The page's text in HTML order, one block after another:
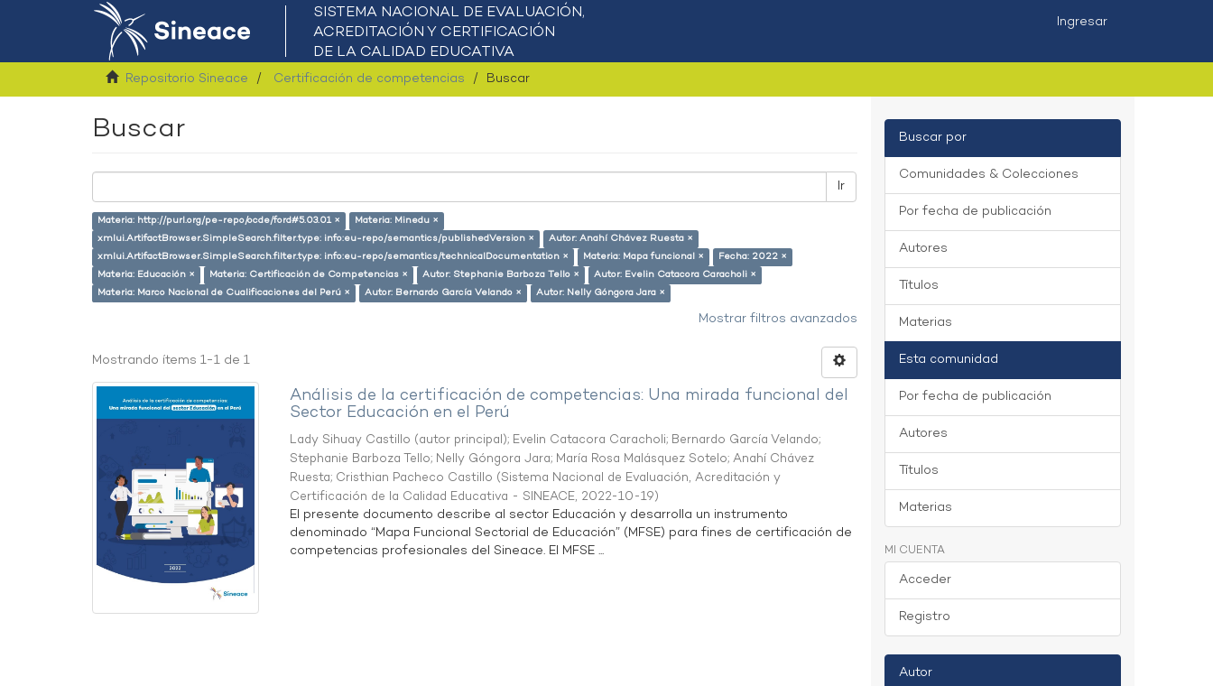
Ingresar
Repositorio Sineace Certificación de competencias Buscar
Buscar
Ir
Materia: http://purl.org/pe-repo/ocde/ford#5.03.01 ×
Materia: Minedu ×
xmlui.ArtifactBrowser.SimpleSearch.filter.type: info:eu-repo/semantics/publishedVersion ×
Autor: Anahí Chávez Ruesta ×
xmlui.ArtifactBrowser.SimpleSearch.filter.type: info:eu-repo/semantics/technicalDocumentation ×
Materia: Mapa funcional ×
Fecha: 2022 ×
Materia: Educación ×
Materia: Certificación de Competencias × Autor: Stephanie Barboza Tello ×
Autor: Evelin Catacora Caracholi ×
Materia: Marco Nacional de Cualificaciones del Perú ×
Autor: Bernardo García Velando × Autor: Nelly Góngora Jara ×
Mostrar filtros avanzados
Mostrando ítems 1-1 de 1
Análisis de la certificación de competencias: Una mirada funcional del
Sector Educación en el Perú
Lady Sihuay Castillo (autor principal); Evelin Catacora Caracholi; Bernardo García Velando;
Stephanie Barboza Tello; Nelly Góngora Jara; María Rosa Malásquez Sotelo;Anahí Chávez
Ruesta; Cristhian Pacheco Castillo (Sistema Nacional de Evaluación, Acreditación y
Certificación de la Calidad Educativa - SINEACE, 2022-10-19)
El presente documento describe al sector Educación y desarrolla un instrumento
denominado “Mapa Funcional Sectorial de Educación” (MFSE) para fines de certificación de
competencias profesionales del Sineace. El MFSE ...
Buscar por
Comunidades & Colecciones
Por fecha de publicación
Autores
Títulos
Materias
Esta comunidad
Por fecha de publicación
Autores
Títulos
Materias
MI CUENTA
Acceder
Registro
Autor